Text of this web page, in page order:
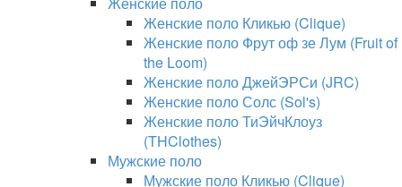
Женские поло Кликью (Clique)
Женские поло Фрут оф зе Лум (Fruit of
the Loom)
Женские поло ДжейЭРСи (JRC)
Женские поло Солс (Sol's)
Женские поло ТиЭйчКлоуз
(THClothes)
Мужские поло
Мужские поло Кликью (Clique)